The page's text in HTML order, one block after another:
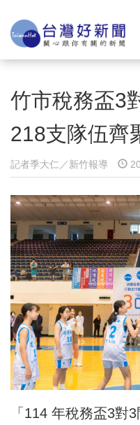
竹市稅務盃3
218支隊伍齊
記者季大仁／新竹報導
「114 年稅務盃3對